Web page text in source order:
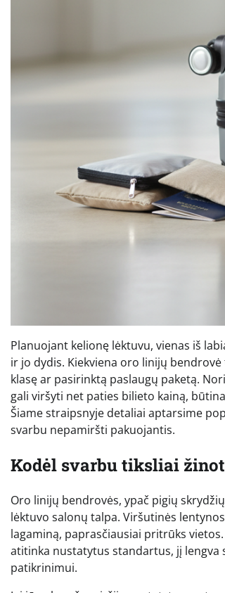
Planuojant kelionę lėktuvu, vienas iš
ir jo dydis. Kiekviena oro linijų
klasę ar pasirinktą paslaugų paketą.
gali viršyti net paties bilieto kainą,
Šiame straipsnyje detaliai aptarsime
svarbu nepamiršti pakuojantis.
Kodėl svarbu tiksliai
Oro linijų bendrovės, ypač pigių
lėktuvo salonų talpa. Viršutinės
lagaminą, paprasčiausiai pritrūks
atitinka nustatytus standartus, jį
patikrinimui.